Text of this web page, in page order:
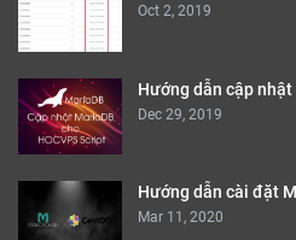
Oct 2, 2019
Hướng dẫn cập
Dec 29, 2019
Hướng dẫn cài đặt
Mar 11, 2020